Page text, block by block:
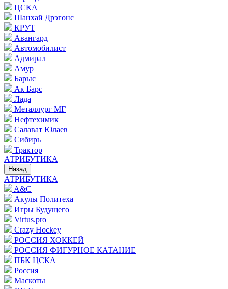
ЦСКА
Шанхай Дрэгонс
КРУТ
Авангард
Автомобилист
Адмирал
Амур
Барыс
Ак Барс
Лада
Металлург МГ
Нефтехимик
Салават Юлаев
Сибирь
Трактор
АТРИБУТИКА
Назад
АТРИБУТИКА
A&C
Акулы Политеха
Игры Будущего
Virtus.pro
Crazy Hockey
РОССИЯ ХОККЕЙ
РОССИЯ ФИГУРНОЕ КАТАНИЕ
ПБК ЦСКА
Россия
Маскоты